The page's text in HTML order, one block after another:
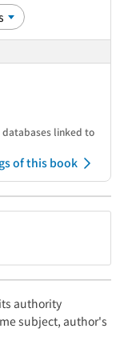
databases linked to
of this book
authority
subject, author's